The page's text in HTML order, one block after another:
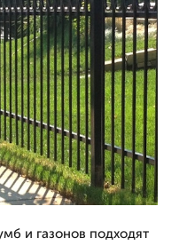
и газонов подходят